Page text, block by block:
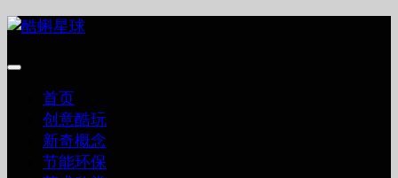
跳
内
首页
创意酷玩
新奇概念
节能环保